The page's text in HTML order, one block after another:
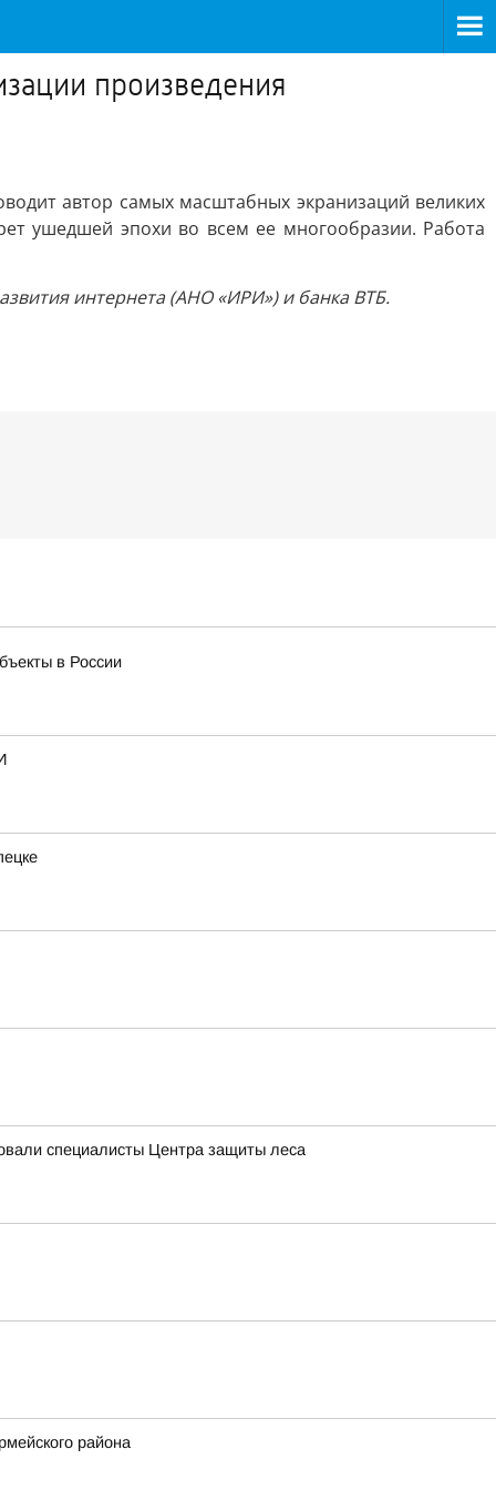
произведения
автор самых масштабных экранизаций великих
ушедшей эпохи во всем ее многообразии. Работа
интернета (АНО «ИРИ») и банка ВТБ.
в России
специалисты Центра защиты леса
района